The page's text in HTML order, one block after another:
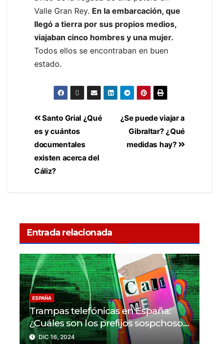
Valle Gran Rey. En la embarcación, que
llegó a tierra por sus propios medios,
viajaban cinco hombres y una mujer.
Todos ellos se encontraban en buen
estado.
¿Se puede viajar a
Gibraltar? ¿Qué
medidas hay?
Santo Grial ¿Qué
es y cuántos
documentales
existen acerca del
Cáliz?
Entrada relacionada
ESPAÑA
Trampas telefónicas en España:
¿Cuáles son los prefijos sospchosos
a evitar?
DIC 16, 2024